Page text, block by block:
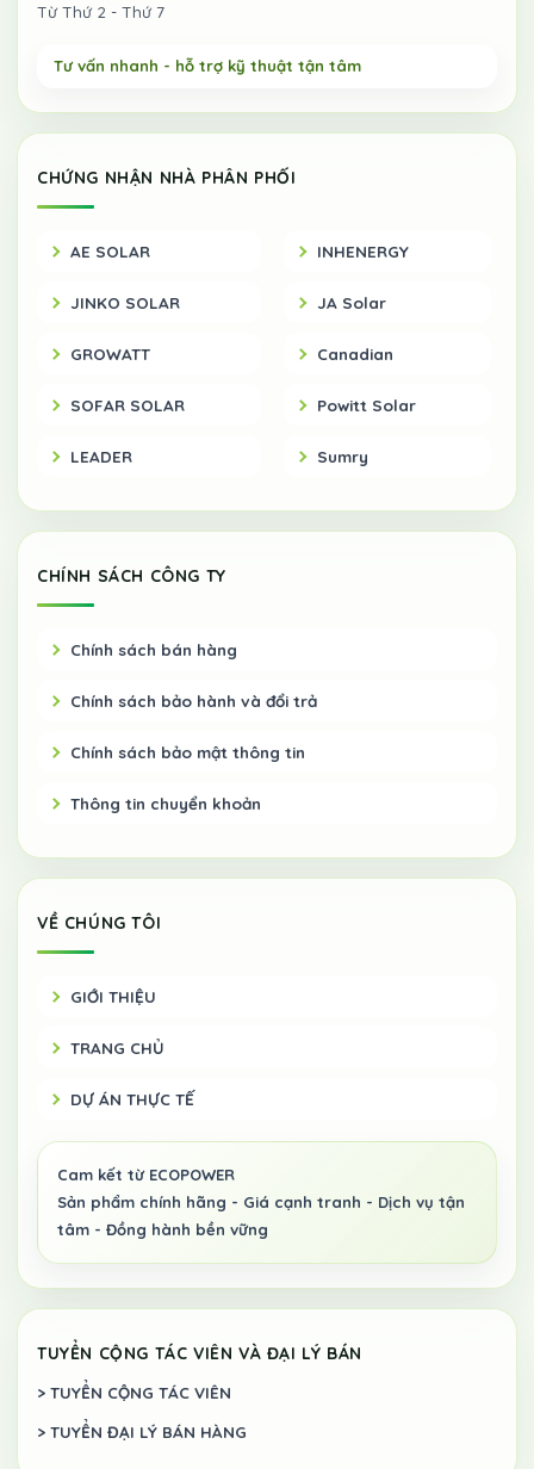
Từ Thứ 2 - Thứ 7
CHỨNG NHẬN NHÀ PHÂN PHỐI
AE SOLAR
JINKO SOLAR
GROWATT
SOFAR SOLAR
LEADER
INHENERGY
JA Solar
Canadian
Powitt Solar
Sumry
CHÍNH SÁCH CÔNG TY
Chính sách bán hàng
Chính sách bảo hành và đổi trả
Chính sách bảo mật thông tin
Thông tin chuyển khoản
VỀ CHÚNG TÔI
GIỚI THIỆU
TRANG CHỦ
DỰ ÁN THỰC TẾ
TUYỂN CỘNG TÁC VIÊN VÀ ĐẠI LÝ BÁN
> TUYỂN CỘNG TÁC VIÊN
> TUYỂN ĐẠI LÝ BÁN HÀNG